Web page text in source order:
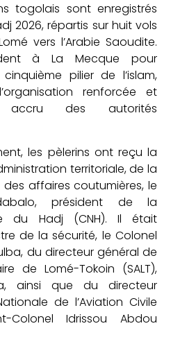
togolais sont enregistrés
2026, répartis sur huit vols
vers l’Arabie Saoudite.
à La Mecque pour
pilier de l’islam,
renforcée et
accru des autorités
les pèlerins ont reçu la
territoriale, de la
affaires coutumières, le
président de la
du Hadj (CNH). Il était
de la sécurité, le Colonel
du directeur général de
de Lomé-Tokoin (SALT),
ainsi que du directeur
de l’Aviation Civile
Colonel Idrissou Abdou